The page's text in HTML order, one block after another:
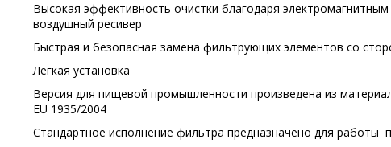
Высокая эффективность очистки благодаря
воздушный ресивер
Быстрая и безопасная замена фильтрующих элементов со
Легкая установка
Версия для пищевой промышленности произведена из
EU 1935/2004
Стандартное исполнение фильтра предназначено для работы